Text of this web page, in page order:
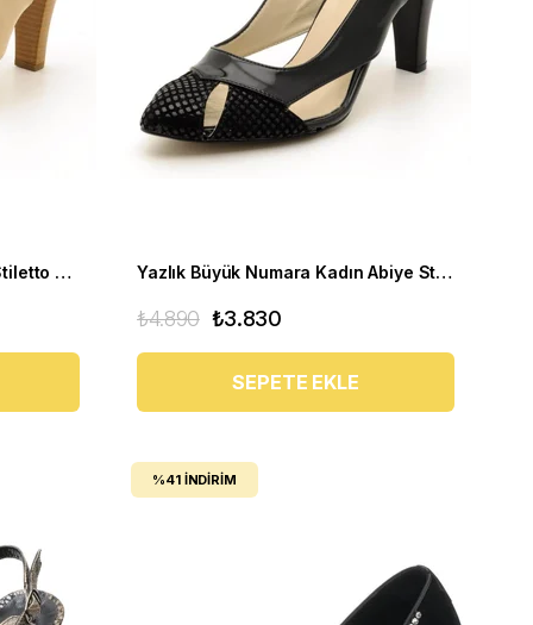
Yazlık Büyük Numara Abiye Stiletto Ayakkabı 2030 Bej Yazlık Büyük Numara Kadın Abiye Stiletto 2030 siyah
₺3.830
₺4.890
SEPETE EKLE
%41 İNDIRIM